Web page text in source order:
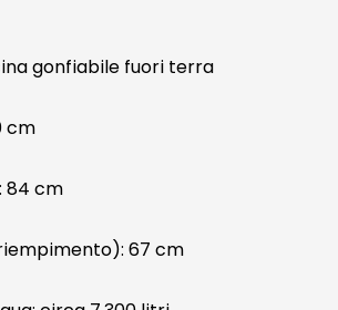
gonfiabile fuori terra
cm
84 cm
67 cm